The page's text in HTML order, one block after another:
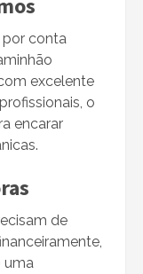
conta
excelente
o
encarar
de
uma